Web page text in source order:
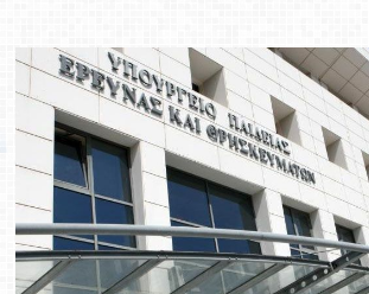
πίνακες
αναπληρωτών:
Όλα
όσα
πρέπει
να
γνωρίζεις